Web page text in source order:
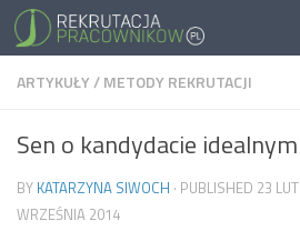
ARTYKUŁY/METODY REKRUTACJI
Sen o kandydacie idealnym
BY KATARZYNA SIWOCH · PUBLISHED 23
WRZEŚNIA 2014